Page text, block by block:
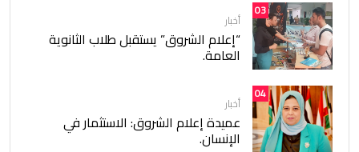
03
أخبار
“إعلام الشروق” يستقبل طلاب الثانوية
العامة.
04
أخبار
عميدة إعلام الشروق: الاستثمار في
الإنسان.